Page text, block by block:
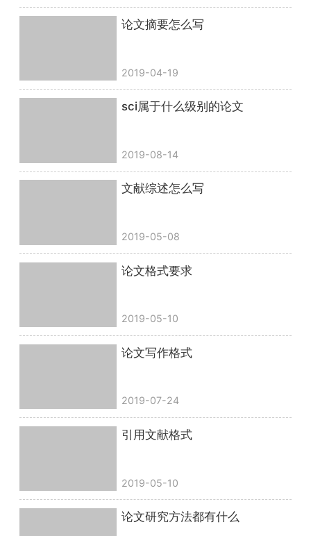
论文摘要怎么写
2019-04-19
sci属于什么级别的论文
2019-08-14
文献综述怎么写
2019-05-08
论文格式要求
2019-05-10
论文写作格式
2019-07-24
引用文献格式
2019-05-10
论文研究方法都有什么